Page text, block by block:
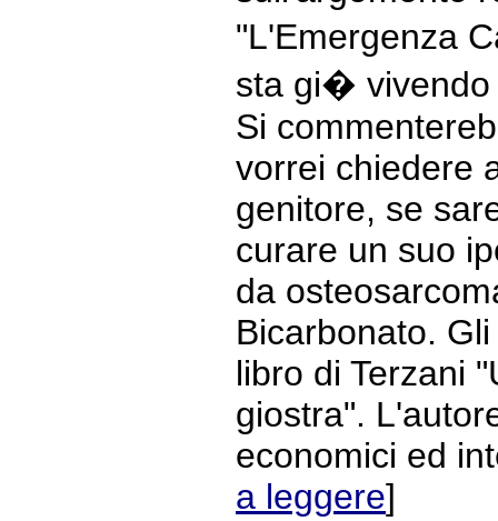
"L'Emergenza
sta gi� vivendo
Si
vorrei chiedere
genitore, se
curare un suo
da
Bicarbonato.
libro di Terzani
giostra".
economici ed
a leggere]